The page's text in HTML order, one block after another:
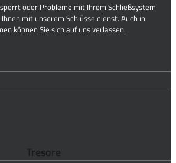
oder Probleme mit Ihrem Schließsystem
mit unserem Schlüsseldienst. Auch in
können Sie sich auf uns verlassen.
Tresore